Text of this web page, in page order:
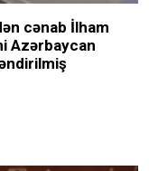
cənab İlham
Azərbaycan